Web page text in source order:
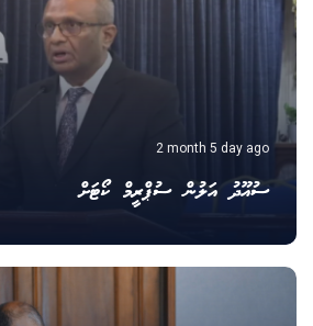
2 month 5 day ago
ސުއޫދު އަލުން ސުޕްރީމް ކޯޓަށް